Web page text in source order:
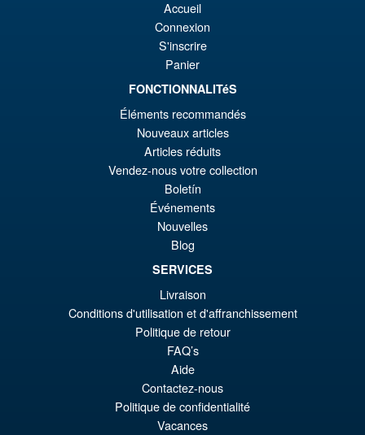
Bardock the Father of Goku
Action Figure
PRÉ COMMANDE
LPZZ UPFinegures DC
Comics – Absolute Batman
1/12 Scale Action Figure
€153.62
PRÉ COMMANDE
Accueil
Connexion
S'inscrire
Panier
FONCTIONNALITéS
Éléments recommandés
Nouveaux articles
Articles réduits
Vendez-nous votre collection
Boletín
Événements
Nouvelles
Blog
SERVICES
Livraison
Conditions d'utilisation et d'affranchissement
Politique de retour
FAQ’s
Aide
Contactez-nous
Politique de confidentialité
Vacances